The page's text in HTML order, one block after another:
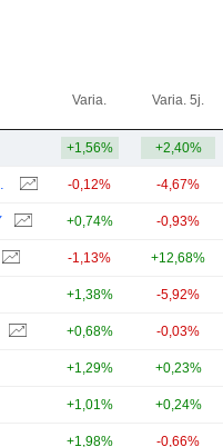
Varia. Varia. 5j.
+1,56% +2,40%
-0,12% -4,67%
+0,74% -0,93%
-1,13% +12,68%
+1,38% -5,92%
+0,68% -0,03%
+1,29% +0,23%
+1,01% +0,24%
+1,98% -0,66%